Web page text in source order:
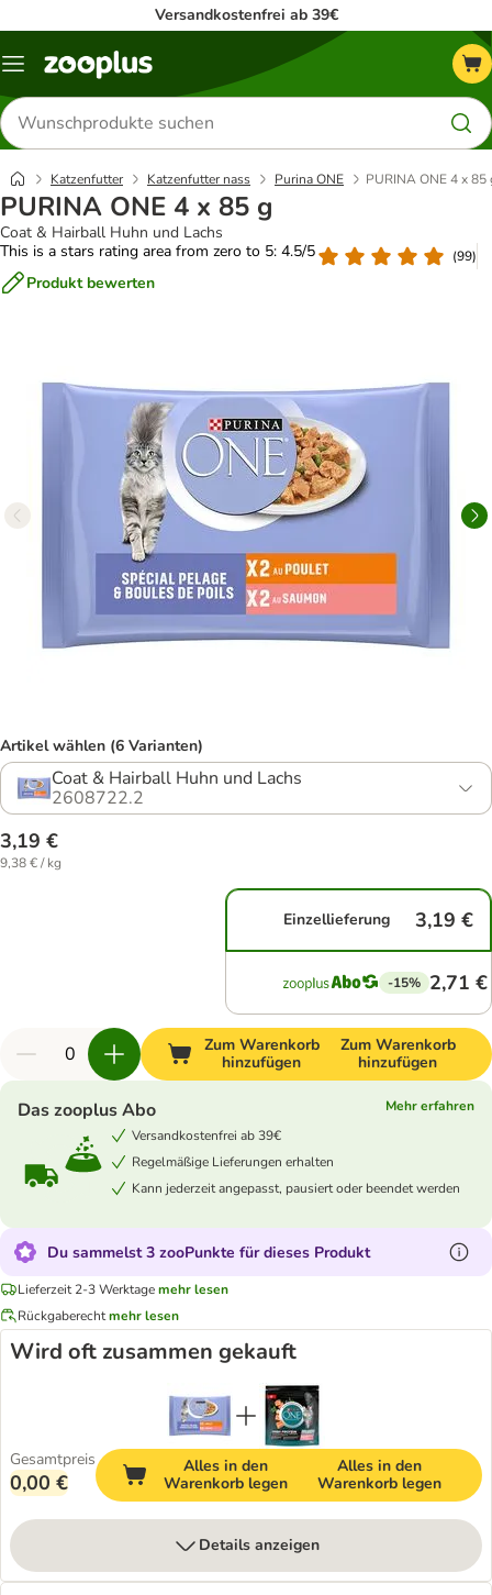
Versandkostenfrei ab 39€
Menü
Produkte
suchen
Katzenfutter Katzenfutter nass Purina ONE PURINA ONE 4 x 85
PURINA ONE 4 x 85 g
Coat & Hairball Huhn und Lachs
This is a stars rating area from zero to 5: 4.5/5
(99)
Produkt bewerten
Artikel wählen (6 Varianten)
Coat & Hairball Huhn und Lachs
2608722.2
3,19 €
9,38 € / kg
Einzellieferung 3,19 €
-15% 2,71 €
Zum Warenkorb
hinzufügen
Zum Warenkorb
hinzufügen
Das zooplus Abo
Mehr erfahren
Versandkostenfrei ab 39€
Regelmäßige Lieferungen erhalten
Kann jederzeit angepasst, pausiert oder beendet werden
Du sammelst 3 zooPunkte für dieses Produkt
Lieferzeit 2-3 Werktagemehr lesen
Rückgaberechtmehr lesen
Wird oft zusammen gekauft
Gesamtpreis
0,00 €
Alles in den
Warenkorb legen
Alles in den
Warenkorb legen
Details anzeigen